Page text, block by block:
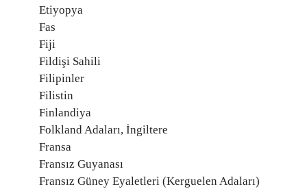
Etiyopya
Fas
Fiji
Fildişi Sahili
Filipinler
Filistin
Finlandiya
Folkland Adaları, İngiltere
Fransa
Fransız Guyanası
Fransız Güney Eyaletleri (Kerguelen Adaları)